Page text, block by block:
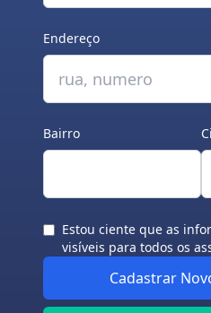
Endereço
Bairro
Estou ciente que as
visíveis para todos os
Cadastrar